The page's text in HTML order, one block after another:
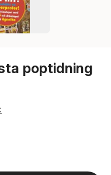
poptidning